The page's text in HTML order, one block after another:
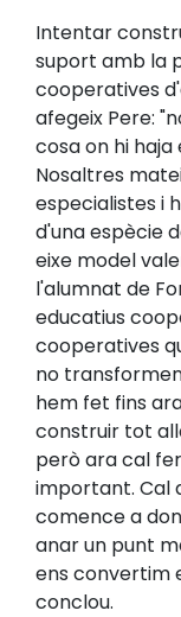
Intentar
suport amb la
cooperatives
afegeix Pere:
cosa on hi haja
Nosaltres
especialistes i
d'una espècie
eixe model
l'alumnat de
educatius
cooperatives
no
hem fet fins
construir tot
però ara cal
important. Cal
comence a
anar un punt
ens convertim
conclou.